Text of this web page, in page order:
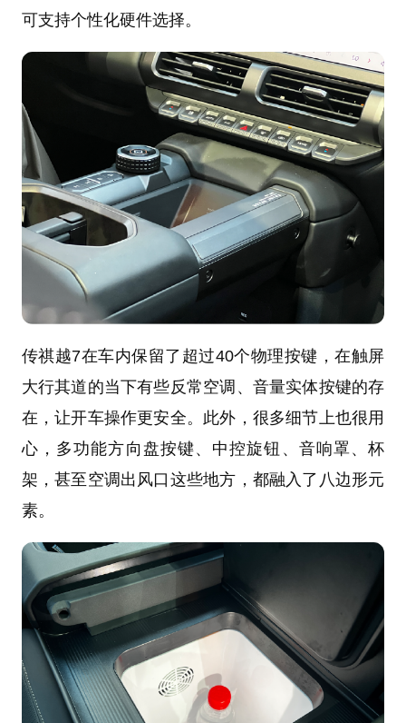
可支持个性化硬件选择。
传祺越7在车内保留了超过40个物理按键，在触屏
大行其道的当下有些反常空调、音量实体按键的存
在，让开车操作更安全。此外，很多细节上也很用
心，多功能方向盘按键、中控旋钮、音响罩、杯
架，甚至空调出风口这些地方，都融入了八边形元
素。